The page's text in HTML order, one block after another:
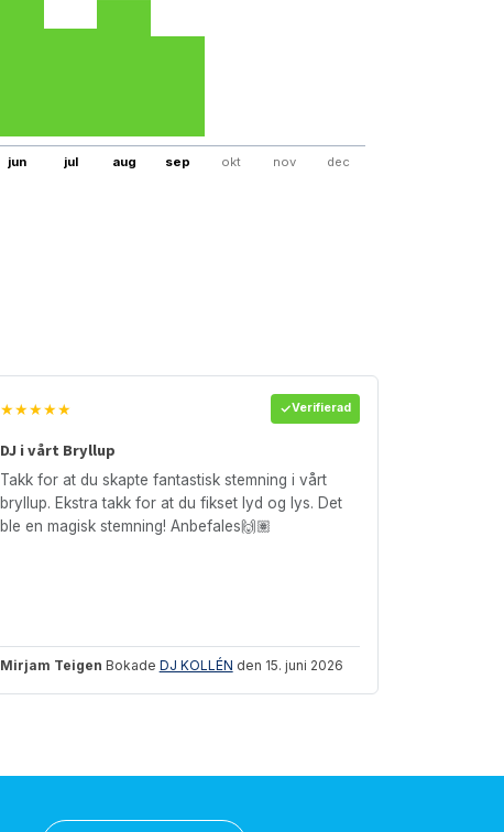
jun jul aug sep okt nov dec
★★★★★ Verifierad
DJ i vårt Bryllup
Takk for at du skapte fantastisk stemning i vårt
bryllup. Ekstra takk for at du fikset lyd og lys. Det
ble en magisk stemning! Anbefales🙌🏽
Mirjam Teigen Bokade DJ KOLLÉN den 15. juni 2026